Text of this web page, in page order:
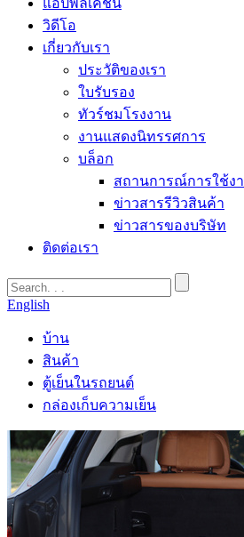
แอปพลิเคชัน
วิดีโอ
เกี่ยวกับเรา
ประวัติของเรา
ใบรับรอง
ทัวร์ชมโรงงาน
งานแสดงนิทรรศการ
บล็อก
สถานการณ์การใช้ง
ข่าวสารรีวิวสินค้า
ข่าวสารของบริษัท
ติดต่อเรา
English
บ้าน
สินค้า
ตู้เย็นในรถยนต์
กล่องเก็บความเย็น